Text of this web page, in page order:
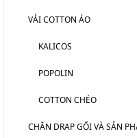
VẢI COTTON ÁO
KALICOS
POPOLIN
COTTON CHÉO
CHĂN DRAP GỐI VÀ SẢN